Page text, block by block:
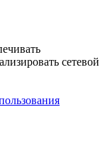
сетевой